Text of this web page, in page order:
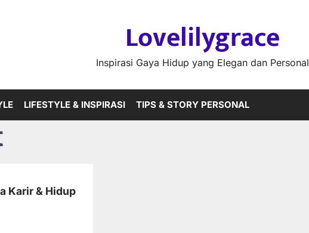
Lovelilygrace
Inspirasi Gaya Hidup yang Elegan dan Personal
LIFESTYLE & INSPIRASI TIPS & STORY PERSONAL
Karir & Hidup